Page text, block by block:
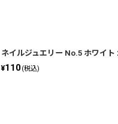
ネイルジュエリー No.5 ホワイト
¥110(税込)